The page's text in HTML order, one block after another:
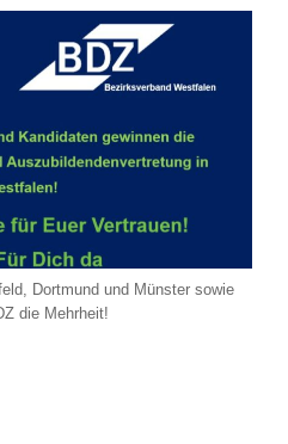
Dortmund und Münster sowie
die Mehrheit!